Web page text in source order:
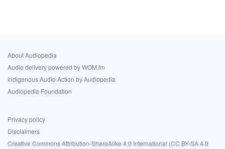
About Audiopedia
Audio delivery powered by WOM.fm
Indigenous Audio Action by Audiopedia
Audiopedia Foundation
Privacy policy
Disclaimers
Creative Commons Attribution-ShareAlike 4.0 International (CC BY-SA 4.0